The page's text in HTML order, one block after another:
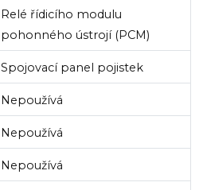
Relé řídicího modulu
pohonného ústrojí (PCM)
Spojovací panel pojistek
Nepoužívá
Nepoužívá
Nepoužívá